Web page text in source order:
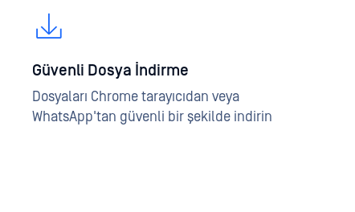
Güvenli Dosya İndirme
Dosyaları Chrome tarayıcıdan veya
WhatsApp'tan güvenli bir şekilde indirin